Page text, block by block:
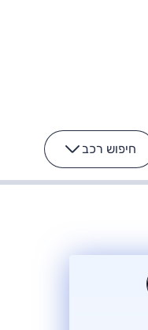
חיפוש רכב
מתקלקל. המסך